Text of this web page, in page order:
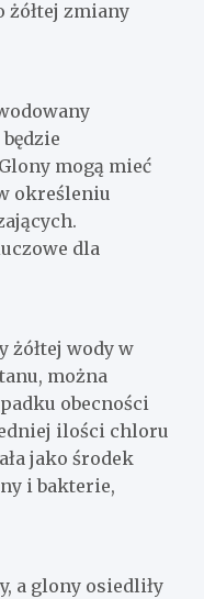
żółtej zmiany
mogą mieć
określeniu
dla
żółtej wody w
można
obecności
ilości chloru
jako środek
i bakterie,
a glony osiedliły